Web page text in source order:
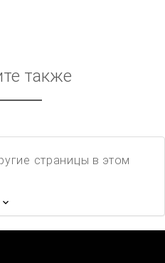
также
страницы в этом